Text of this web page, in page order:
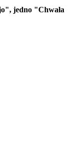
jedno "Chwała